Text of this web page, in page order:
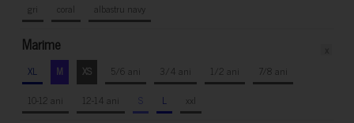
gri
coral albastru navy
Marime
XL M XS 5/6 ani 3/4 ani 1/2 ani
7/8 ani
10-12 ani
12-14 ani S L xxl